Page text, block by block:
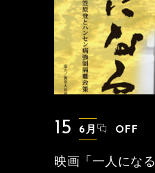
15 6月 OFF
映画「一人にな